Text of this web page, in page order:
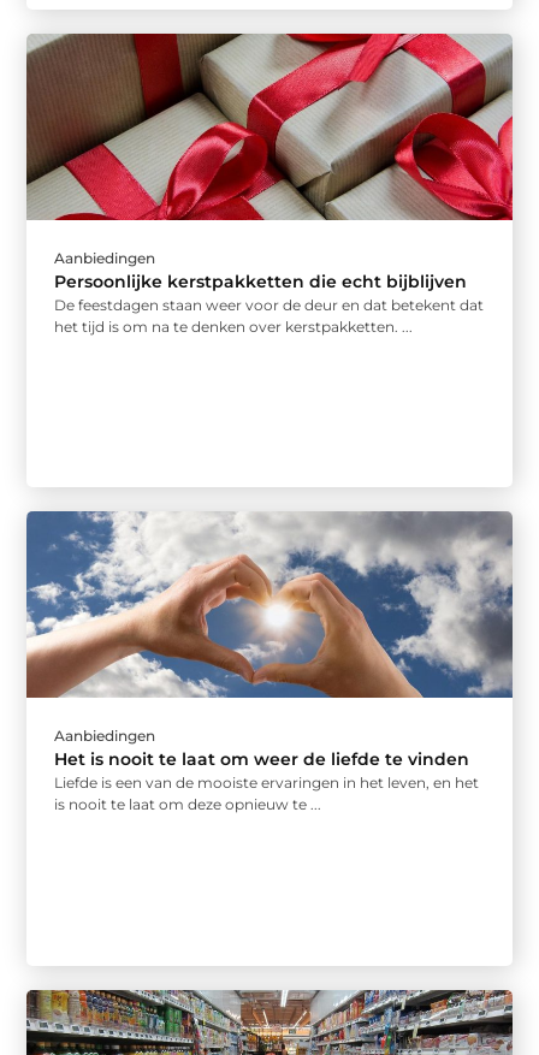
Aanbiedingen
Persoonlijke kerstpakketten die echt bijblijven
De feestdagen staan weer voor de deur en dat betekent dat
het tijd is om na te denken over kerstpakketten. ...
Aanbiedingen
Het is nooit te laat om weer de liefde te vinden
Liefde is een van de mooiste ervaringen in het leven, en het
is nooit te laat om deze opnieuw te ...